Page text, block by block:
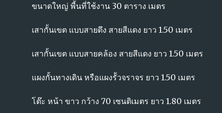
ขนาดใหญ่ พี้นที่ใช้งาน 30 ตาราง เมตร
เสากั้นเขต แบบสายดึง สายสีแดง ยาว 1.50 เมตร
เสากั้นเขต แบบสายคล้อง สายสีแดง ยาว 1.50 เมตร
แผงกั้นทางเดิน หรือแผงรััวจราจร ยาว 1.50 เมตร
โต๊ะ หน้า ขาว กว้าง 70 เซนติเมตร ยาว 1.80 เมตร